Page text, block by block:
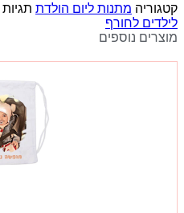
קטגוריה מתנות ליום הולדת תגיות
לילדים לחורף
מוצרים נוספים